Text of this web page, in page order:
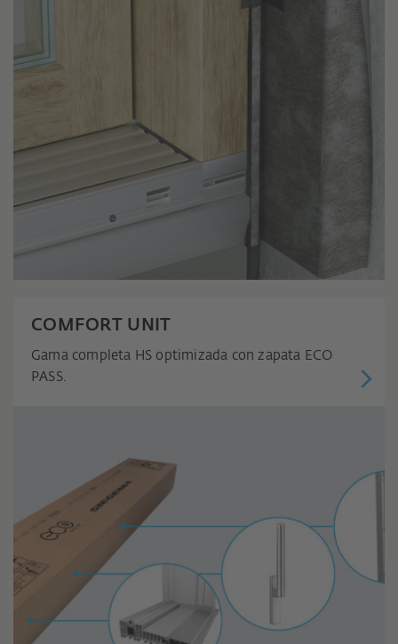
COMFORT UNIT
Gama completa HS optimizada con zapata ECO
PASS.